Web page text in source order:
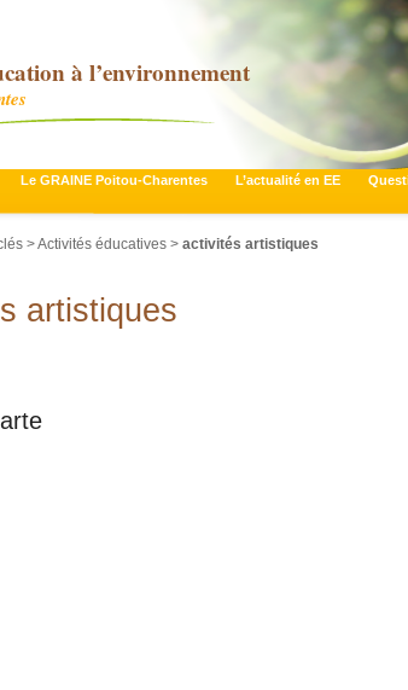
à l’environnement
Le GRAINE Poitou-Charentes L’actualité en EE
> Activités éducatives > activités artistiques
artistiques